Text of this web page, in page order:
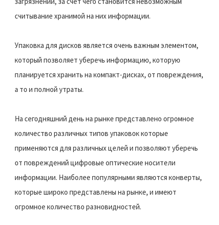
считывание хранимой на них информации.
Упаковка для дисков является очень важным элементом,
который позволяет уберечь информацию, которую
планируется хранить на компакт-дисках, от повреждения,
а то и полной утраты.
На сегодняшний день на рынке представлено огромное
количество различных типов упаковок которые
применяются для различных целей и позволяют уберечь
от повреждений цифровые оптические носители
информации. Наиболее популярными являются конверты,
которые широко представлены на рынке, и имеют
огромное количество разновидностей.